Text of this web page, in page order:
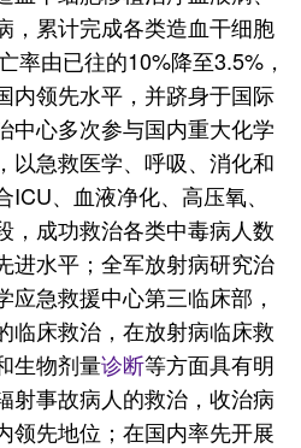
，累计完成各类造血干细胞
率由已往的10%降至3.5%，
内领先水平，并跻身于国际
中心多次参与国内重大化学
以急救医学、呼吸、消化和
、血液净化、高压氧、
，成功救治各类中毒病人数
进水平；全军放射病研究治
急救援中心第三临床部，
临床救治，在放射病临床救
生物剂量诊断等方面具有明
射事故病人的救治，收治病
领先地位；在国内率先开展